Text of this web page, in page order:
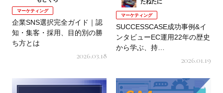
マーケティング
企業SNS選択完全ガイド｜認
知・集客・採用、目的別の勝
ち方とは
2026.03.18
たねたに
マーケティング
SUCCESSCASE成功事例&イ
ンタビューEC運用22年の歴史
から学ぶ、持…
2026.01.19